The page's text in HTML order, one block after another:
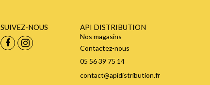
SUIVEZ-NOUS API DISTRIBUTION
Nos magasins
Contactez-nous
05 56 39 75 14
contact@apidistribution.fr